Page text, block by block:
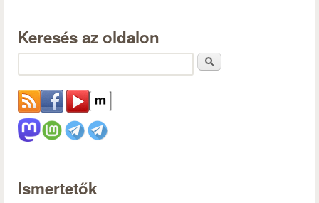
Keresés az oldalon
Ismertetők